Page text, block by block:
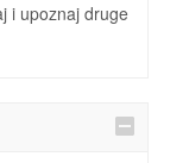
i upoznaj druge